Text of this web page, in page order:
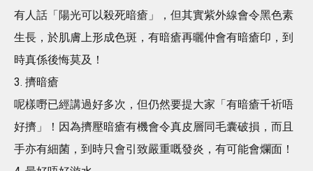
有人話「陽光可以殺死暗瘡」，但其實紫外線會令黑色素
生長，於肌膚上形成色斑，有暗瘡再曬仲會有暗瘡印，到
時真係後悔莫及！
3. 擠暗瘡
呢樣嘢已經講過好多次，但仍然要提大家「有暗瘡千祈唔
好擠」！因為擠壓暗瘡有機會令真皮層同毛囊破損，而且
手亦有細菌，到時只會引致嚴重嘅發炎，有可能會爛面！